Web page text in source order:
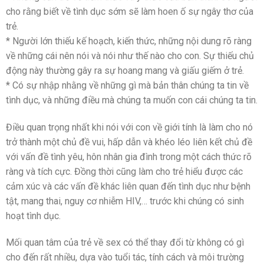
cho rằng biết về tình dục sớm sẽ làm hoen ố sự ngây thơ của
trẻ.
* Người lớn thiếu kế hoạch, kiến thức, những nội dung rõ ràng
về những cái nên nói và nói như thế nào cho con. Sự thiếu chủ
động này thường gây ra sự hoang mang và giấu giếm ở trẻ.
* Có sự nhập nhằng về những gì mà bản thân chúng ta tin về
tình dục, và những điều mà chúng ta muốn con cái chúng ta tin.
Điều quan trọng nhất khi nói với con về giới tính là làm cho nó
trở thành một chủ đề vui, hấp dẫn và khéo léo liên kết chủ đề
với vấn đề tình yêu, hôn nhân gia đình trong một cách thức rõ
ràng và tích cực. Đồng thời cũng làm cho trẻ hiểu được các
cảm xúc và các vấn đề khác liên quan đến tình dục như bệnh
tật, mang thai, nguy cơ nhiễm HIV,… trước khi chúng có sinh
hoạt tình dục.
Mối quan tâm của trẻ về sex có thể thay đổi từ không có gì
cho đến rất nhiều, dựa vào tuổi tác, tính cách và môi trường